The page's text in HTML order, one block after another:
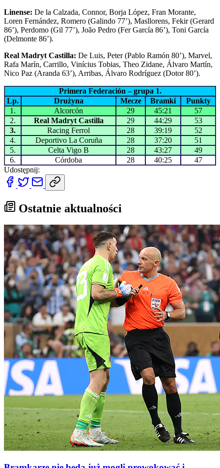
Linense: De la Calzada, Connor, Borja López, Fran Morante,
Loren Fernández, Romero (Galindo 77’), Masllorens, Fekir (Gerard
86’), Perdomo (Gil 77’), João Pedro (Fer García 86’), Toni García
(Delmonte 86’).
Real Madryt Castilla: De Luis, Peter (Pablo Ramón 80’), Marvel,
Rafa Marín, Carrillo, Vinícius Tobias, Theo Zidane, Álvaro Martín,
Nico Paz (Aranda 63’), Arribas, Álvaro Rodríguez (Dotor 80’).
Primera Federación – grupa 1.
Lp.
Drużyna Mecze Bramki
Punkty
1.
Alcorcón 29 45:21
57
2.
Real Madryt Castilla 29 44:29
53
3.
Racing Ferrol 28 39:19
52
4.
Deportivo La Coruña 28 37:20
51
5.
Celta Vigo B 28 43:27
49
6.
Córdoba 28 40:25
47
Udostępnij:
Ostatnie aktualności